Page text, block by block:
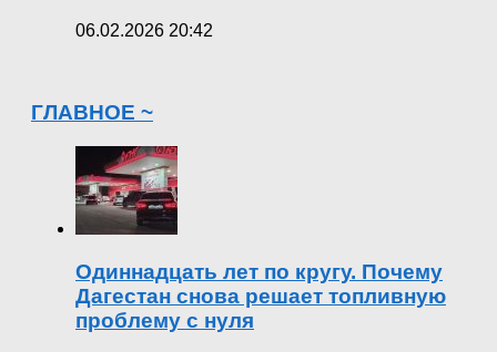
06.02.2026 20:42
ГЛАВНОЕ ~
Одиннадцать лет по кругу. Почему
Дагестан снова решает топливную
проблему с нуля